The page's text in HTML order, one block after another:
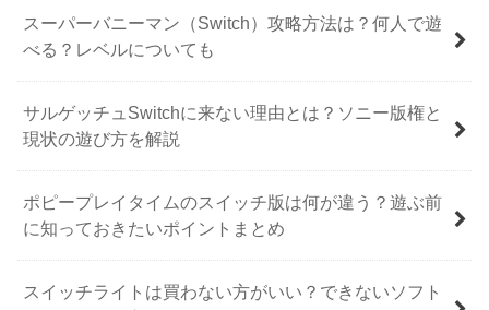
スーパーバニーマン（Switch）攻略方法は？何人で遊
べる？レベルについても
サルゲッチュSwitchに来ない理由とは？ソニー版権と
現状の遊び方を解説
ポピープレイタイムのスイッチ版は何が違う？遊ぶ前
に知っておきたいポイントまとめ
スイッチライトは買わない方がいい？できないソフト